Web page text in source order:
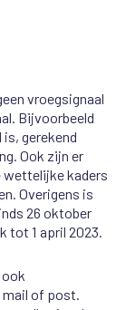
vroegsignaal
Bijvoorbeeld
is, gerekend
Ook zijn er
wettelijke kaders
. Overigens is
26 oktober
tot 1 april 2023.
ook
mail of post.